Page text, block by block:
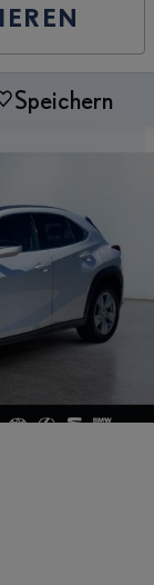
Speichern